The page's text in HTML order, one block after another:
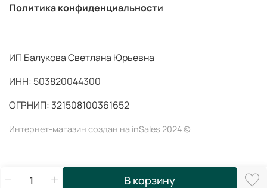
В корзину
Политика конфиденциальности
ИП Балукова Светлана Юрьевна
ИНН: 503820044300
ОГРНИП: 321508100361652
Интернет-магазин создан на inSales 2024 ©